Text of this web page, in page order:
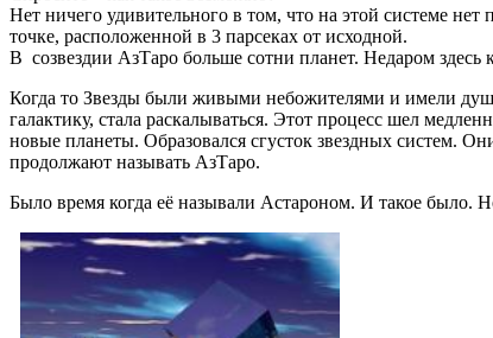
Нет ничего удивительного в том, что на этой системе
точке, расположенной в 3 парсеках от исходной.
В созвездии АзТаро больше сотни планет. Недаром здесь
Когда то Звезды были живыми небожителями и имели
галактику, стала раскалываться. Этот процесс шел
новые планеты. Образовался сгусток звездных систем.
продолжают называть АзТаро.
Было время когда её называли Астароном. И такое было.